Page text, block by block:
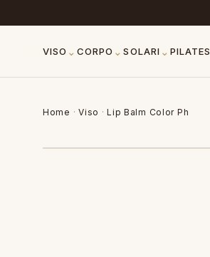
VISO ⌄CORPO ⌄SOLARI ⌄ PILATES
Home ·Viso ·Lip Balm Color Ph